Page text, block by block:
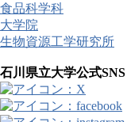
食品科学科
大学院
生物資源工学研究所
石川県立大学公式SNS